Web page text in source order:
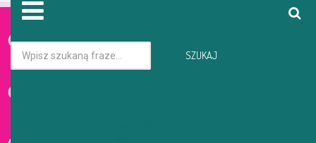
SZUKAJ
Jesteś tutaj:Strona główna